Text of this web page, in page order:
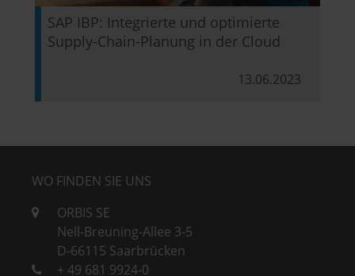
SAP IBP: Integrierte und optimierte
Supply-Chain-Planung in der Cloud
13.06.2023
WO FINDEN SIE UNS
ORBIS SE
Nell-Breuning-Allee 3-5
D-66115 Saarbrücken
+ 49 681 9924-0